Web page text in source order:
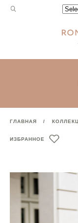
Запрос
ГЛАВНАЯ
ИЗБРАННОЕ